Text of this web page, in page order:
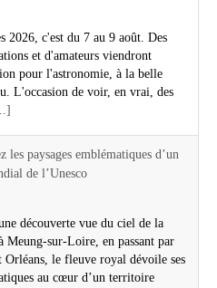
2026, c'est du 7 au 9 août. Des
et d'amateurs viendront
pour l'astronomie, à la belle
L'occasion de voir, en vrai, des
paysages emblématiques d’un
de l’Unesco
découverte vue du ciel de la
Meung-sur-Loire, en passant par
le fleuve royal dévoile ses
au cœur d’un territoire